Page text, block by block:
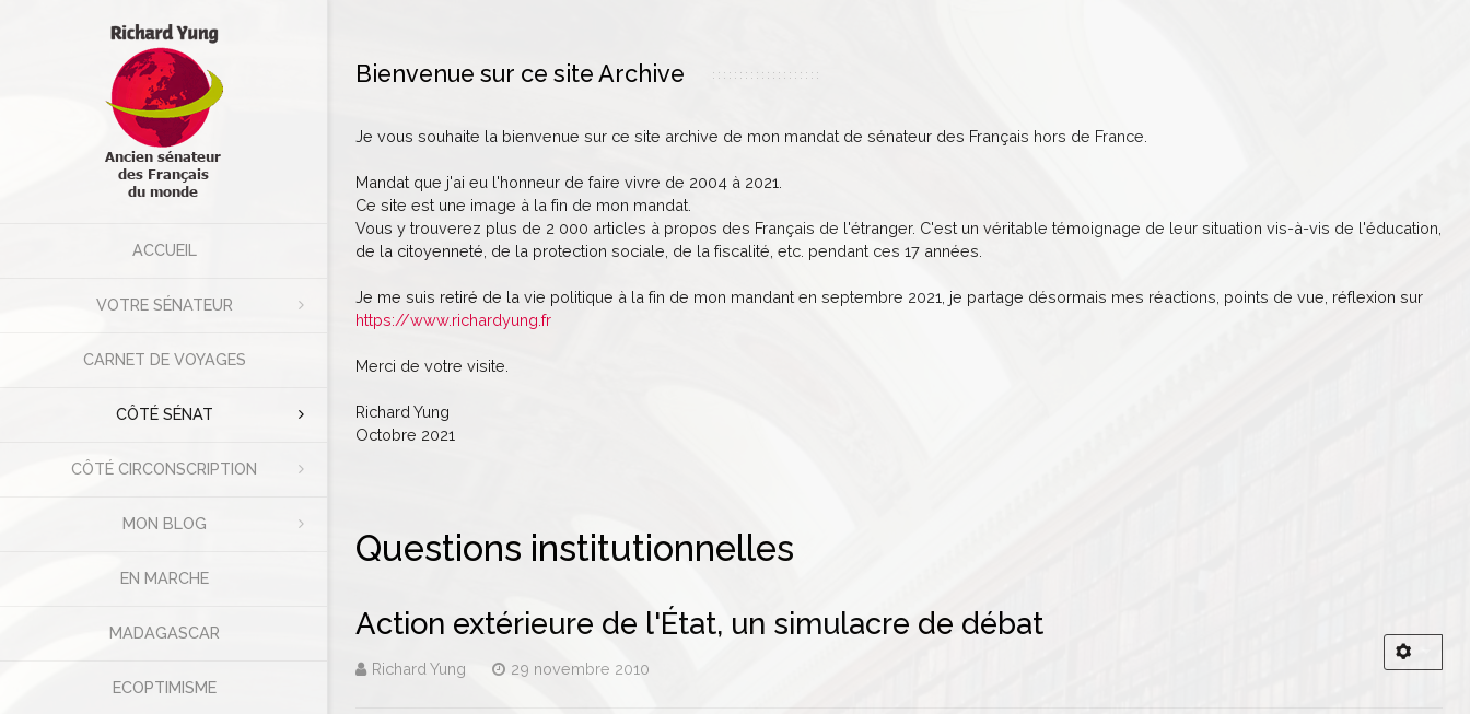
ACCUEIL
VOTRE SÉNATEUR
CARNET DE VOYAGES
CÔTÉ SÉNAT
CÔTÉ CIRCONSCRIPTION
MON BLOG
EN MARCHE
MADAGASCAR
ECOPTIMISME
Bienvenue sur ce site Archive
Je vous souhaite la bienvenue sur ce site archive de mon mandat de sénateur des Français hors de France.
Mandat que j'ai eu l'honneur de faire vivre de 2004 à 2021.
Ce site est une image à la fin de mon mandat.
Vous y trouverez plus de 2 000 articles à propos des Français de l'étranger. C'est un véritable témoignage de leur situation vis-à-vis de l'éducation,
de la citoyenneté, de la protection sociale, de la fiscalité, etc. pendant ces 17 années.
Je me suis retiré de la vie politique à la fin de mon mandant en septembre 2021, je partage désormais mes réactions, points de vue, réflexion sur
https://www.richardyung.fr
Merci de votre visite.
Richard Yung
Octobre 2021
Questions institutionnelles
Action extérieure de l'État, un simulacre de débat
Richard Yung 29 novembre 2010